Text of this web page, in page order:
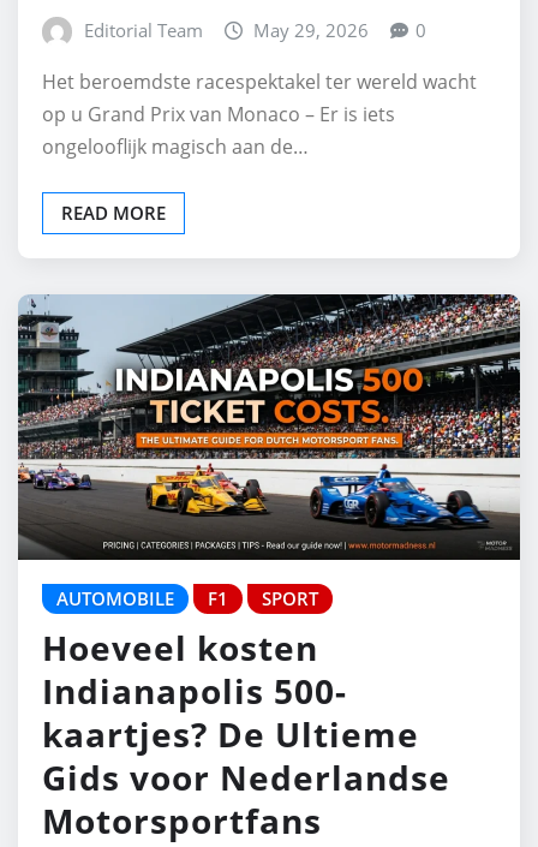
Editorial Team May 29, 2026 0
Het beroemdste racespektakel ter wereld wacht
op u Grand Prix van Monaco – Er is iets
ongelooflijk magisch aan de…
READ MORE
AUTOMOBILE F1 SPORT
Hoeveel kosten
Indianapolis 500-
kaartjes? De Ultieme
Gids voor Nederlandse
Motorsportfans